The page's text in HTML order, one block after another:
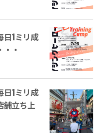
日1ミリ成
・
日1ミリ成
舗立ち上